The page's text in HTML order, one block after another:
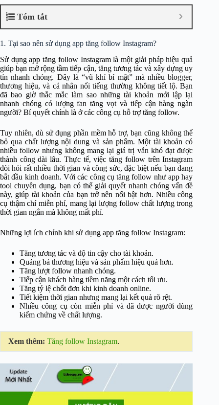
Tóm tắt
1. Tại sao nên sử dụng app tăng follow Instagram?
Sử dụng app tăng follow Instagram là một giải pháp hiệu quả
giúp bạn mở rộng tầm tiếp cận, tăng tương tác và xây dựng uy
tín nhanh chóng. Đây là “vũ khí bí mật” mà nhiều blogger,
thương hiệu, và cá nhân nổi tiếng thường không tiết lộ. Bạn
đã bao giờ thắc mắc làm sao những tài khoản mới lập lại
nhanh chóng có lượng fan tăng vọt và tiếp cận hàng ngàn
người? Bí quyết chính là ở các công cụ hỗ trợ tăng follow.
Tuy nhiên, dù sử dụng phần mềm hỗ trợ, bạn cũng không thể
bỏ qua chất lượng nội dung và sản phẩm. Một tài khoản có
nhiều follow nhưng không mang lại giá trị vẫn khó đạt được
thành công dài lâu. Thực tế, việc tăng follow trên Instagram
đòi hỏi rất nhiều thời gian và công sức, đặc biệt nếu bạn đang
bắt đầu kinh doanh. Với các công cụ tăng follow như app hay
tool chuyên dụng, bạn có thể giải quyết nhanh chóng vấn đề
này, giúp tài khoản của bạn trở nên nổi bật hơn. Nhiều công
cụ thậm chí miễn phí, mang lại lượng follow chất lượng trong
thời gian ngắn mà không mất phí.
Những lợi ích chính khi sử dụng app tăng follow Instagram:
Tăng tương tác và độ tin cậy cho tài khoản.
Quảng bá thương hiệu và sản phẩm hiệu quả hơn.
Tăng lượt follow nhanh chóng.
Tiếp cận khách hàng tiềm năng một cách tối ưu.
Tăng tỷ lệ chốt đơn khi kinh doanh online.
Tiết kiệm thời gian nhưng mang lại kết quả rõ rệt.
Nhiều công cụ còn miễn phí và đã được người dùng
kiểm chứng về chất lượng.
Xem thêm: Tăng follow Instagram.